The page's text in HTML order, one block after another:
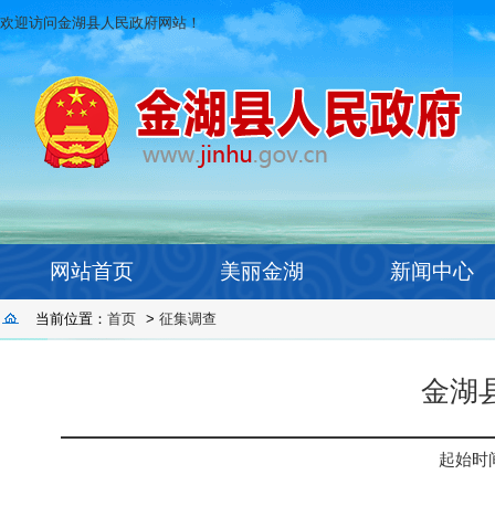
欢迎访问金湖县人民政府网站！
网站首页 美丽金湖 新闻中心
当前位置：首页 >征集调查
金湖
起始时